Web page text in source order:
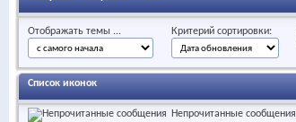
Отображать темы ... Критерий сортировки:
Список иконок
Непрочитанные сообщения